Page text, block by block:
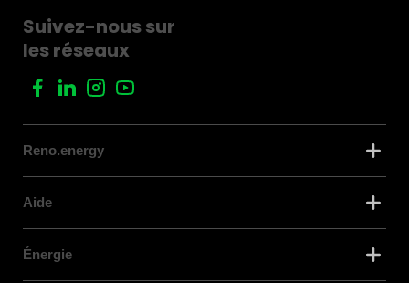
Suivez-nous sur
les réseaux
Reno.energy
Aide
Énergie